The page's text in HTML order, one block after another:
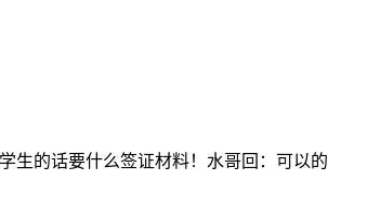
生的话要什么签证材料！水哥回：可以的